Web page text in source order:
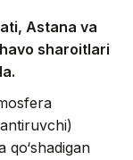
Astana va
sharoitlari
qo‘shadigan